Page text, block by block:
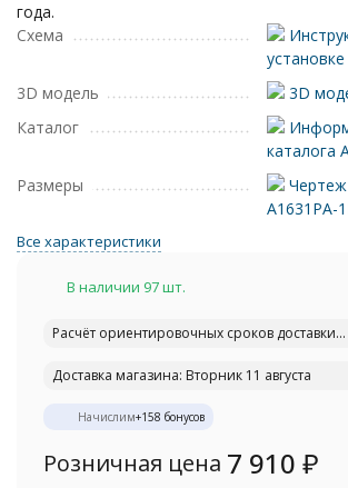
года.
Схема
3D модель
3D
Каталог
каталога
Размеры
A1631PA-
Все характеристики
В наличии 97 шт.
Расчёт ориентировочных сроков доставки...
Доставка магазина: Вторник 11 августа
Начислим+158 бонусов
Розничная цена 7 910 ₽